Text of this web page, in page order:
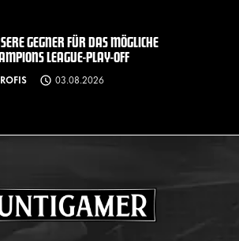
GEGNER FÜR DAS MÖGLICHE
LEAGUE-PLAY-OFF
03.08.2026